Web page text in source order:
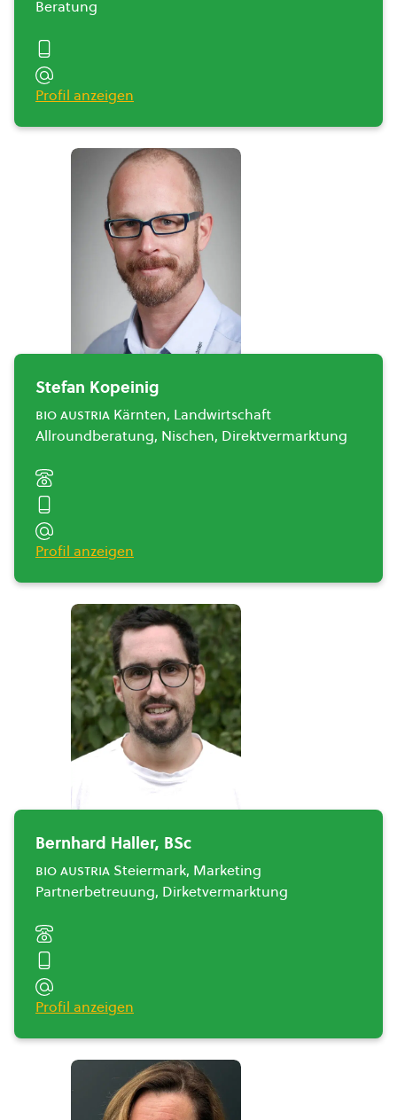
Beratung
Profil anzeigen
Stefan Kopeinig
bio austria Kärnten, Landwirtschaft
Allroundberatung, Nischen, Direktvermarktung
Profil anzeigen
Bernhard Haller, BSc
bio austria Steiermark, Marketing
Partnerbetreuung, Dirketvermarktung
Profil anzeigen